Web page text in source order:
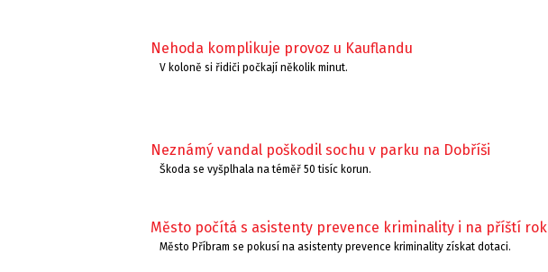
Nehoda komplikuje provoz u Kauflandu
V koloně si řidiči počkají několik minut.
Neznámý vandal poškodil sochu v parku na Dobříši
Škoda se vyšplhala na téměř 50 tisíc korun.
Město počítá s asistenty prevence kriminality i na příští rok
Město Příbram se pokusí na asistenty prevence kriminality získat dotaci.